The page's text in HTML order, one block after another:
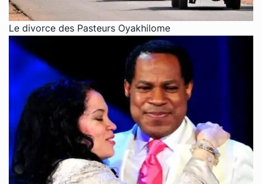
Le divorce des Pasteurs Oyakhilome